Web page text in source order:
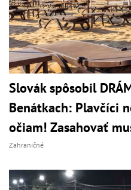
Slovák spôsobil
Benátkach: Plavčíci
očiam! Zasahovať
Zahraničné